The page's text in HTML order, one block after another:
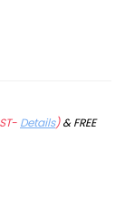
Details)&FREE